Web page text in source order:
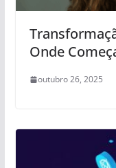
Onde
outubro 26, 2025